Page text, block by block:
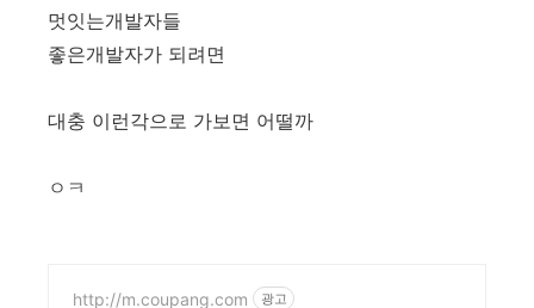
멋잇는개발자들
좋은개발자가 되려면
대충 이런각으로 가보면 어떨까
ㅇㅋ
http://m.coupang.com 광고